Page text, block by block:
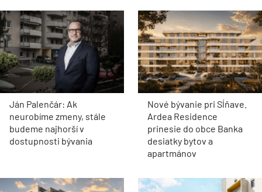
Ján Palenčár: Ak
neurobíme zmeny, stále
budeme najhorší v
dostupnosti bývania
Nové bývanie pri Sĺňave.
Ardea Residence
prinesie do obce Banka
desiatky bytov a
apartmánov